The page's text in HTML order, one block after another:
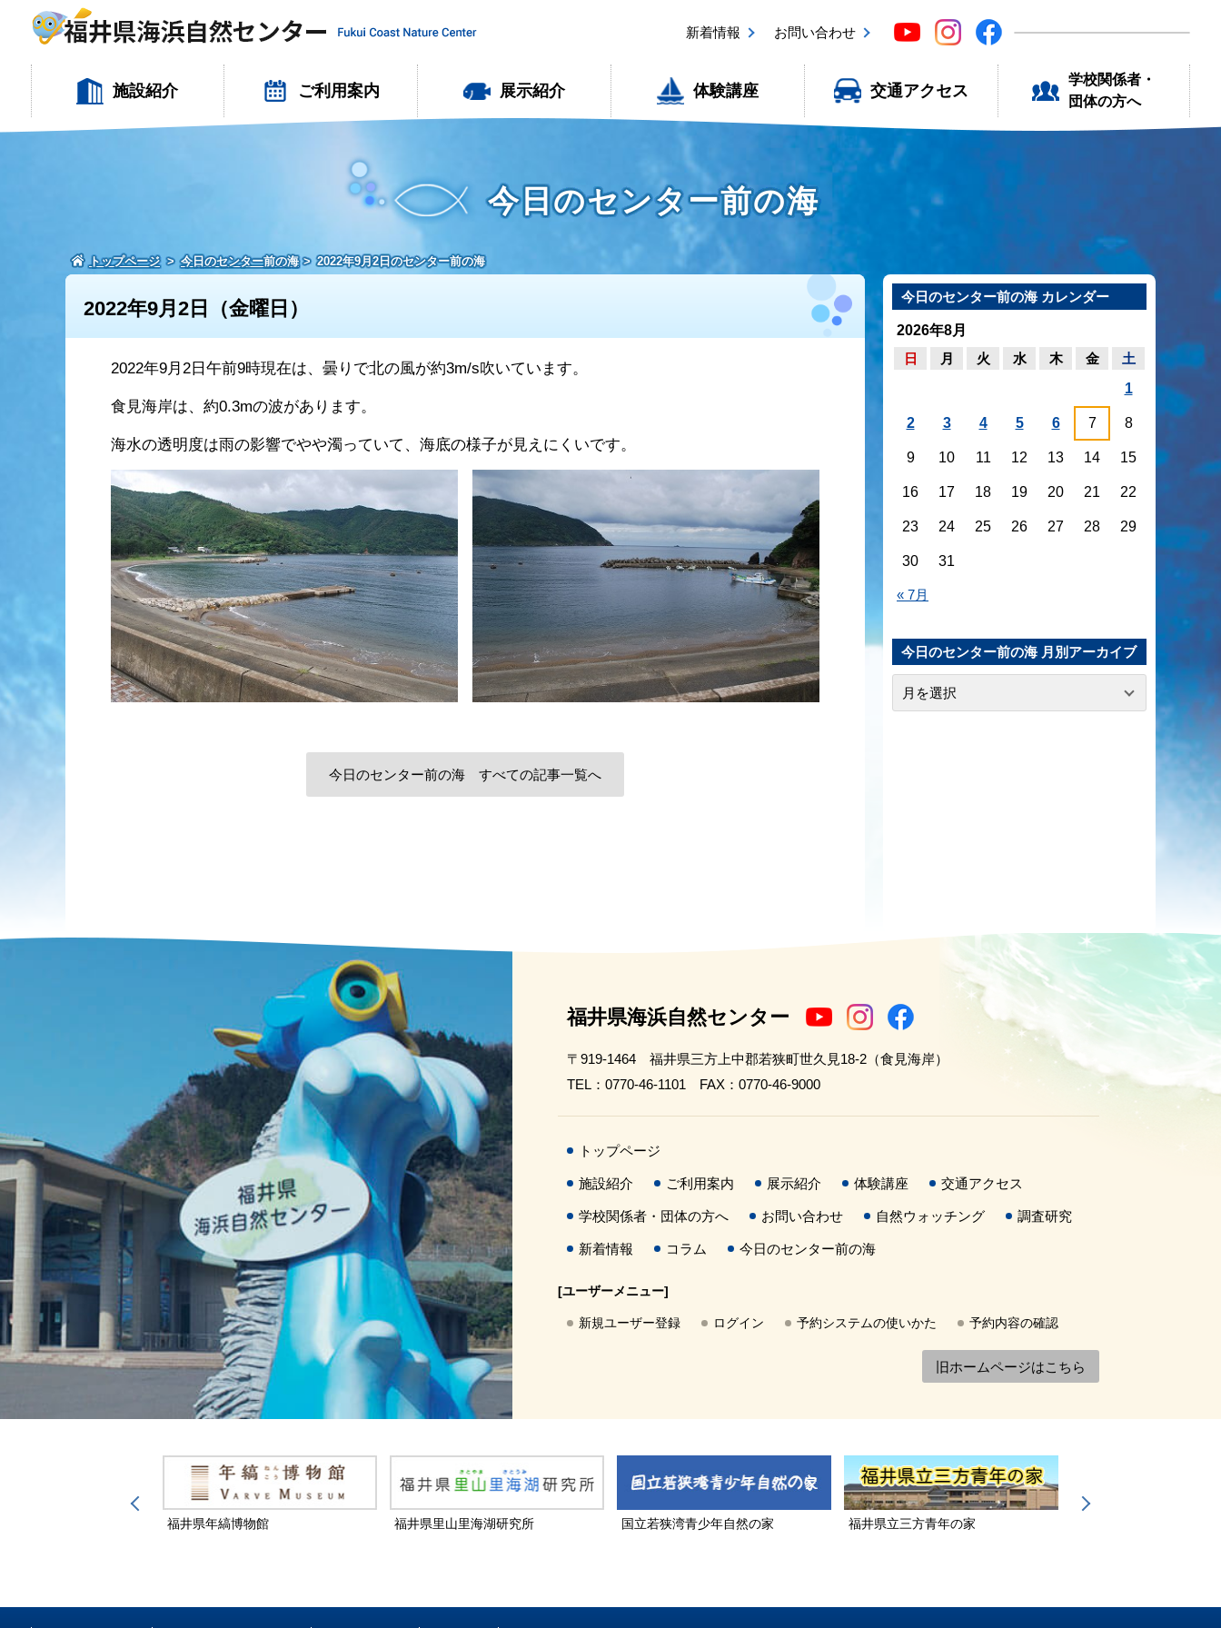
新着情報 お問い合わせ
施設紹介 ご利用案内 展示紹介 体験講座 交通アクセス
学校関係者・
団体の方へ
今日のセンター前の海
トップページ 今日のセンター前の海 2022年9月2日のセンター前の海
2022年9月2日（金曜日）
2022年9月2日午前9時現在は、曇りで北の風が約3m/s吹いています。
食見海岸は、約0.3mの波があります。
海水の透明度は雨の影響でやや濁っていて、海底の様子が見えにくいです。
今日のセンター前の海 すべての記事一覧へ
今日のセンター前の海 カレンダー
2026年8月
日
月 火 水 木 金 土
« 7月
1
2 3 4 5 6 7 8
9 10 11 12 13 14 15
16 17 18 19 20 21 22
23 24 25 26 27 28 29
30 31
今日のセンター前の海 月別アーカイブ
福井県海浜自然センター
〒919-1464 福井県三方上中郡若狭町世久見18-2（食見海岸）
TEL：0770-46-1101 FAX：0770-46-9000
トップページ
施設紹介 ご利用案内 展示紹介 体験講座 交通アクセス
学校関係者・団体の方へ お問い合わせ 自然ウォッチング 調査研究
新着情報 コラム 今日のセンター前の海
[ユーザーメニュー]
新規ユーザー登録 ログイン 予約システムの使いかた 予約内容の確認
旧ホームページはこちら
福井県年縞博物館 福井県里山里海湖研究所 国立若狭湾青少年自然の家 福井県立三方青年の家